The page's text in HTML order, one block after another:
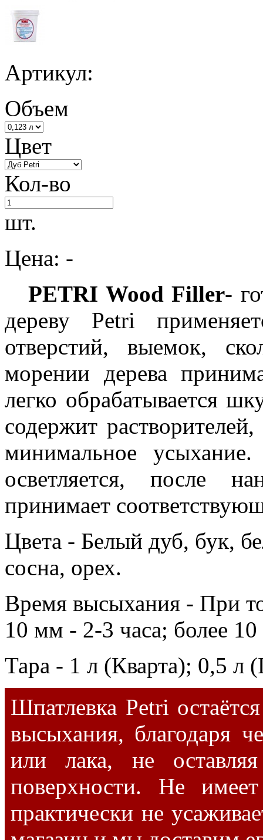
Артикул:
Объем
Цвет
Кол-во
шт.
Цена: -
PETRI Wood Filler-
дереву Petri
отверстий, выемок,
морении дерева
легко обрабатывается
содержит
минимальное
осветляется, после
принимает
Цвета - Белый дуб, бук,
сосна, орех.
Время высыхания - При
10 мм - 2-3 часа; более
Тара - 1 л (Кварта); 0,5 л
Шпатлевка Petri
высыхания, благодаря
или лака, не
поверхности. Не
практически не